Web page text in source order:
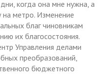
когда она мне нужна, а
метро. Изменение
благ чиновникам
их благосостояния.
Управления делами
преобразований,
бюджетного